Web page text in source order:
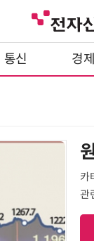
통신 경제
카
관